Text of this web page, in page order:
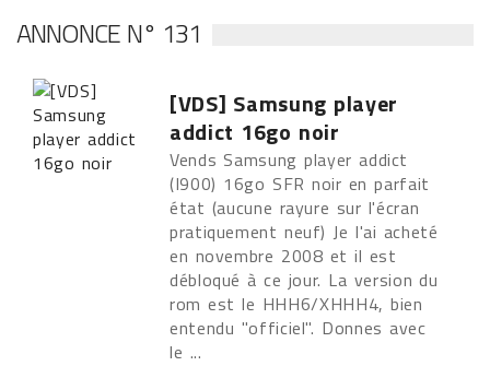
ANNONCE N° 131
[VDS] Samsung player
addict 16go noir
Vends Samsung player addict
(I900) 16go SFR noir en parfait
état (aucune rayure sur l'écran
pratiquement neuf) Je l'ai acheté
en novembre 2008 et il est
débloqué à ce jour. La version du
rom est le HHH6/XHHH4, bien
entendu "officiel". Donnes avec
le ...